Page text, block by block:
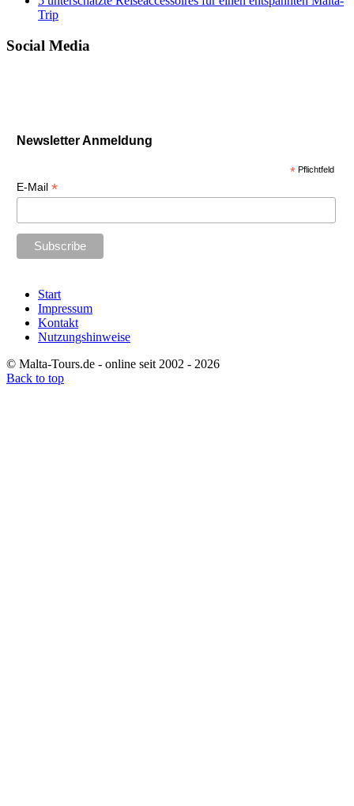
Trip
Social Media
Newsletter Anmeldung
* Pflichtfeld
E-Mail *
Start
Impressum
Kontakt
Nutzungshinweise
© Malta-Tours.de - online seit 2002 - 2026
Back to top